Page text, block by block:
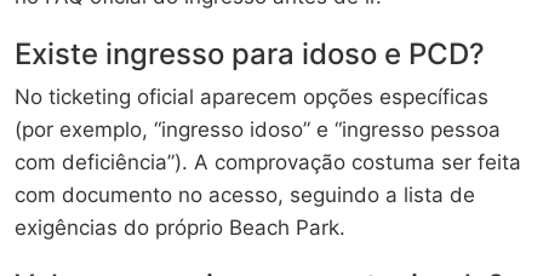
Existe ingresso para idoso e PCD?
No ticketing oficial aparecem opções específicas
(por exemplo, “ingresso idoso” e “ingresso pessoa
com deficiência”). A comprovação costuma ser feita
com documento no acesso, seguindo a lista de
exigências do próprio Beach Park.